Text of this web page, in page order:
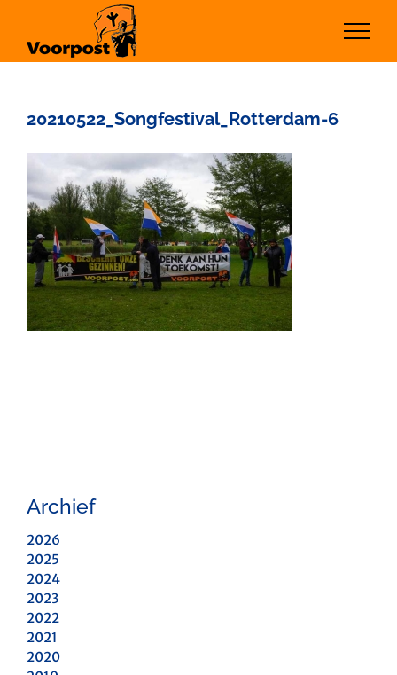
inhoud
20210522_Songfestival_Rotterdam-6
Archief
2026
2025
2024
2023
2022
2021
2020